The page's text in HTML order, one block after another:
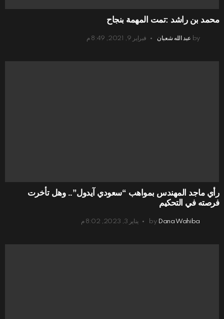
محمد بن راشد :تمت المهمة بنجاح
by عبد الله شعبان فبراير 9, 2021, 8:49 م
رأي ماجد المهندس بمواهب “سعودي آيدول”.. وهل تأخرت
فرصته في التحكيم
by Dana Wahiba يناير 3, 2023, 8:02 م